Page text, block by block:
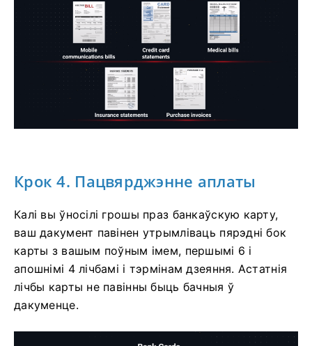
Крок 4. Пацвярджэнне аплаты
Калі вы ўносілі грошы праз банкаўскую карту,
ваш дакумент павінен утрымліваць пярэдні бок
карты з вашым поўным імем, першымі 6 і
апошнімі 4 лічбамі і тэрмінам дзеяння. Астатнія
лічбы карты не павінны быць бачныя ў
дакуменце.